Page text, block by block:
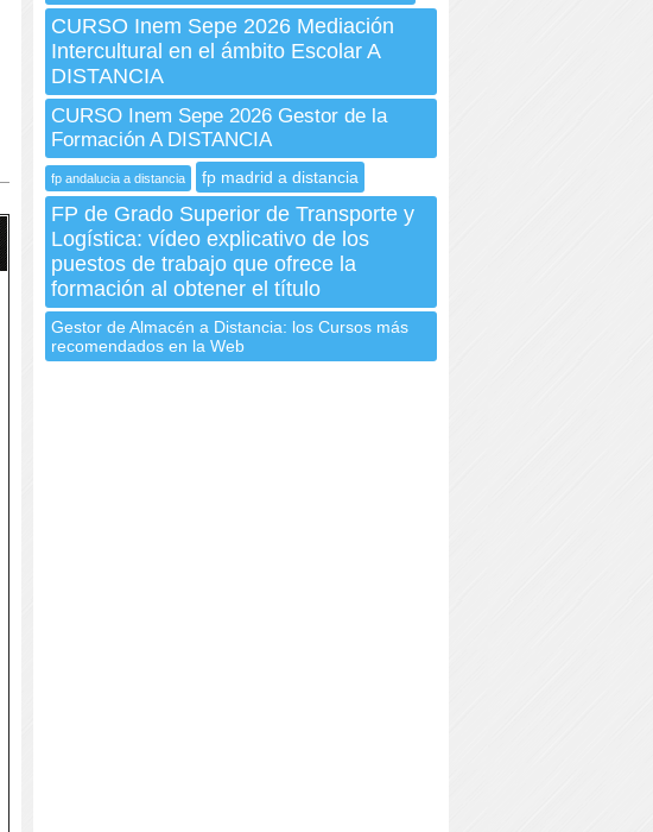
CURSO Inem Sepe 2026 Mediación
Intercultural en el ámbito Escolar A
DISTANCIA
CURSO Inem Sepe 2026 Gestor de la
Formación A DISTANCIA
fp andalucia a distancia fp madrid a distancia
FP de Grado Superior de Transporte y
Logística: vídeo explicativo de los
puestos de trabajo que ofrece la
formación al obtener el título
Gestor de Almacén a Distancia: los Cursos más
recomendados en la Web